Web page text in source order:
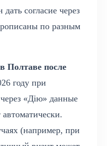
согласие через
по разным
Полтаве после
году при
«Дію» данные
(например, при